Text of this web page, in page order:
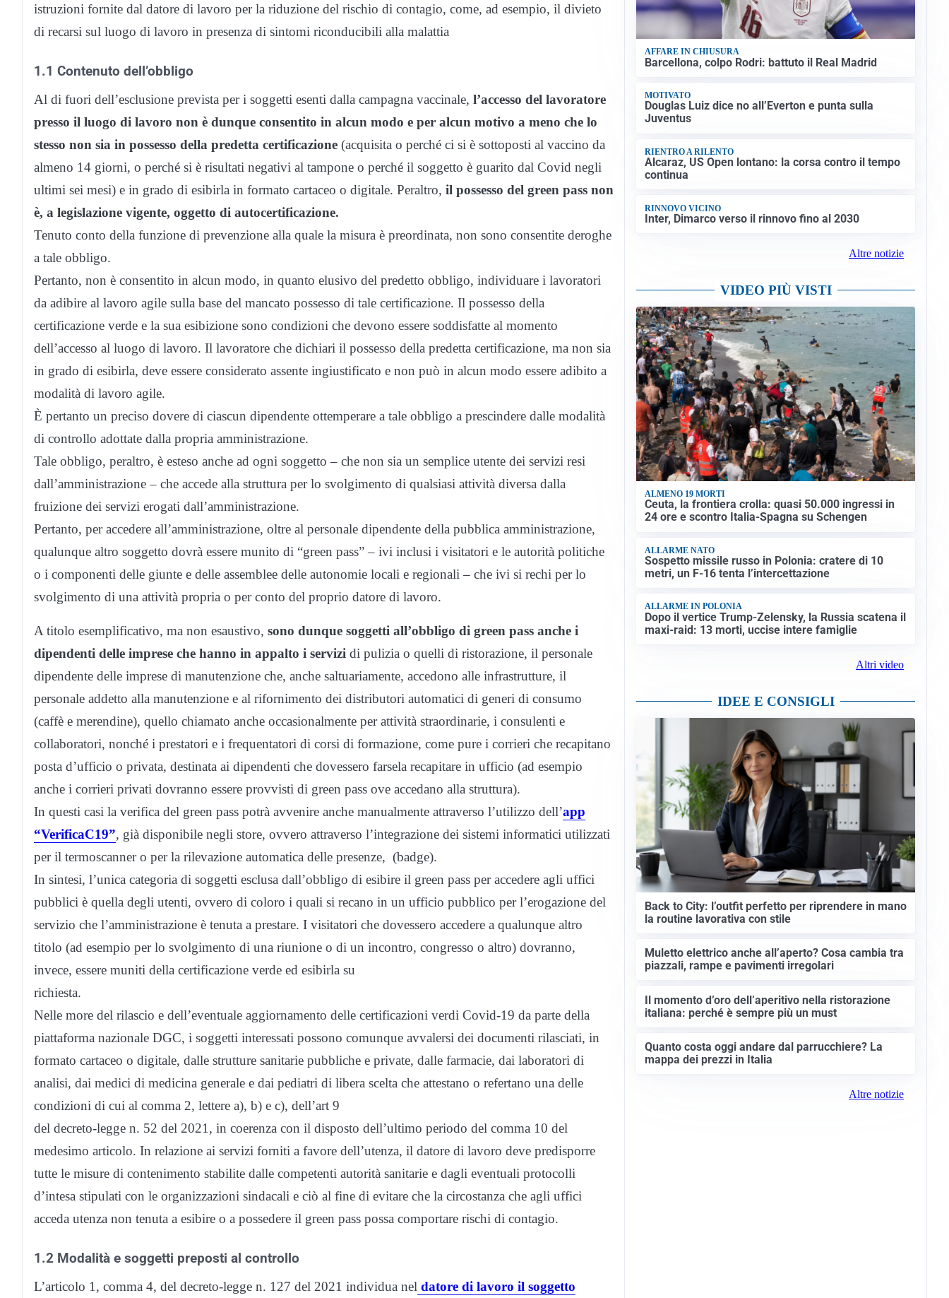
istruzioni fornite dal datore di lavoro per la riduzione del rischio di contagio, come, ad esempio, il divieto
di recarsi sul luogo di lavoro in presenza di sintomi riconducibili alla malattia
1.1 Contenuto dell’obbligo
Al di fuori dell’esclusione prevista per i soggetti esenti dalla campagna vaccinale, l’accesso del lavoratore
presso il luogo di lavoro non è dunque consentito in alcun modo e per alcun motivo a meno che lo
stesso non sia in possesso della predetta certificazione (acquisita o perché ci si è sottoposti al vaccino da
almeno 14 giorni, o perché si è risultati negativi al tampone o perché il soggetto è guarito dal Covid negli
ultimi sei mesi) e in grado di esibirla in formato cartaceo o digitale. Peraltro, il possesso del green pass non
è, a legislazione vigente, oggetto di autocertificazione.
Tenuto conto della funzione di prevenzione alla quale la misura è preordinata, non sono consentite deroghe
a tale obbligo.
Pertanto, non è consentito in alcun modo, in quanto elusivo del predetto obbligo, individuare i lavoratori
da adibire al lavoro agile sulla base del mancato possesso di tale certificazione. Il possesso della
certificazione verde e la sua esibizione sono condizioni che devono essere soddisfatte al momento
dell’accesso al luogo di lavoro. Il lavoratore che dichiari il possesso della predetta certificazione, ma non sia
in grado di esibirla, deve essere considerato assente ingiustificato e non può in alcun modo essere adibito a
modalità di lavoro agile.
È pertanto un preciso dovere di ciascun dipendente ottemperare a tale obbligo a prescindere dalle modalità
di controllo adottate dalla propria amministrazione.
Tale obbligo, peraltro, è esteso anche ad ogni soggetto – che non sia un semplice utente dei servizi resi
dall’amministrazione – che accede alla struttura per lo svolgimento di qualsiasi attività diversa dalla
fruizione dei servizi erogati dall’amministrazione.
Pertanto, per accedere all’amministrazione, oltre al personale dipendente della pubblica amministrazione,
qualunque altro soggetto dovrà essere munito di “green pass” – ivi inclusi i visitatori e le autorità politiche
o i componenti delle giunte e delle assemblee delle autonomie locali e regionali – che ivi si rechi per lo
svolgimento di una attività propria o per conto del proprio datore di lavoro.
A titolo esemplificativo, ma non esaustivo, sono dunque soggetti all’obbligo di green pass anche i
dipendenti delle imprese che hanno in appalto i servizi di pulizia o quelli di ristorazione, il personale
dipendente delle imprese di manutenzione che, anche saltuariamente, accedono alle infrastrutture, il
personale addetto alla manutenzione e al rifornimento dei distributori automatici di generi di consumo
(caffè e merendine), quello chiamato anche occasionalmente per attività straordinarie, i consulenti e
collaboratori, nonché i prestatori e i frequentatori di corsi di formazione, come pure i corrieri che recapitano
posta d’ufficio o privata, destinata ai dipendenti che dovessero farsela recapitare in ufficio (ad esempio
anche i corrieri privati dovranno essere provvisti di green pass ove accedano alla struttura).
In questi casi la verifica del green pass potrà avvenire anche manualmente attraverso l’utilizzo dell’app
“VerificaC19”, già disponibile negli store, ovvero attraverso l’integrazione dei sistemi informatici utilizzati
per il termoscanner o per la rilevazione automatica delle presenze, (badge).
In sintesi, l’unica categoria di soggetti esclusa dall’obbligo di esibire il green pass per accedere agli uffici
pubblici è quella degli utenti, ovvero di coloro i quali si recano in un ufficio pubblico per l’erogazione del
servizio che l’amministrazione è tenuta a prestare. I visitatori che dovessero accedere a qualunque altro
titolo (ad esempio per lo svolgimento di una riunione o di un incontro, congresso o altro) dovranno,
invece, essere muniti della certificazione verde ed esibirla su
richiesta.
Nelle more del rilascio e dell’eventuale aggiornamento delle certificazioni verdi Covid-19 da parte della
piattaforma nazionale DGC, i soggetti interessati possono comunque avvalersi dei documenti rilasciati, in
formato cartaceo o digitale, dalle strutture sanitarie pubbliche e private, dalle farmacie, dai laboratori di
analisi, dai medici di medicina generale e dai pediatri di libera scelta che attestano o refertano una delle
condizioni di cui al comma 2, lettere a), b) e c), dell’art 9
del decreto-legge n. 52 del 2021, in coerenza con il disposto dell’ultimo periodo del comma 10 del
medesimo articolo. In relazione ai servizi forniti a favore dell’utenza, il datore di lavoro deve predisporre
tutte le misure di contenimento stabilite dalle competenti autorità sanitarie e dagli eventuali protocolli
d’intesa stipulati con le organizzazioni sindacali e ciò al fine di evitare che la circostanza che agli uffici
acceda utenza non tenuta a esibire o a possedere il green pass possa comportare rischi di contagio.
1.2 Modalità e soggetti preposti al controllo
L’articolo 1, comma 4, del decreto-legge n. 127 del 2021 individua nel datore di lavoro il soggetto
AFFARE IN CHIUSURA
Barcellona, colpo Rodri: battuto il Real Madrid
MOTIVATO
Douglas Luiz dice no all’Everton e punta sulla
Juventus
RIENTRO A RILENTO
Alcaraz, US Open lontano: la corsa contro il tempo
continua
RINNOVO VICINO
Inter, Dimarco verso il rinnovo fino al 2030
Altre notizie
VIDEO PIÙ VISTI
ALMENO 19 MORTI
Ceuta, la frontiera crolla: quasi 50.000 ingressi in
24 ore e scontro Italia-Spagna su Schengen
ALLARME NATO
Sospetto missile russo in Polonia: cratere di 10
metri, un F-16 tenta l’intercettazione
ALLARME IN POLONIA
Dopo il vertice Trump-Zelensky, la Russia scatena il
maxi-raid: 13 morti, uccise intere famiglie
Altri video
IDEE E CONSIGLI
Back to City: l’outfit perfetto per riprendere in mano
la routine lavorativa con stile
Muletto elettrico anche all’aperto? Cosa cambia tra
piazzali, rampe e pavimenti irregolari
Il momento d’oro dell’aperitivo nella ristorazione
italiana: perché è sempre più un must
Quanto costa oggi andare dal parrucchiere? La
mappa dei prezzi in Italia
Altre notizie